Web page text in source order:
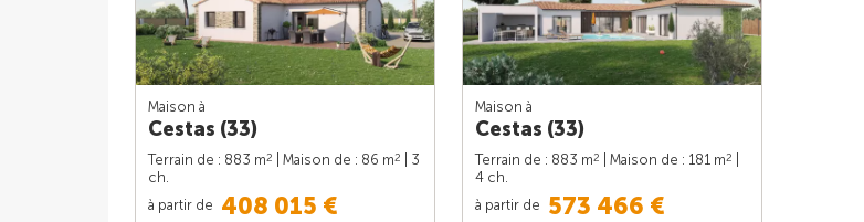
Maison à
Cestas (33)
Terrain de : 883 m2 | Maison de : 86 m2
| 3
ch.
à partir de 408 015 €
Maison à
Cestas (33)
Terrain de : 883 m2 | Maison de : 181 m2
4 ch.
à partir de 573 466 €